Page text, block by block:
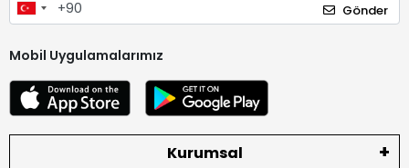
Gönder
Mobil Uygulamalarımız
Kurumsal